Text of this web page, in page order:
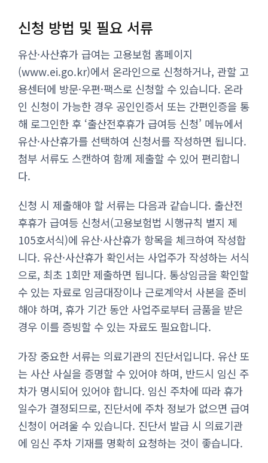
신청 방법 및 필요 서류
유산·사산휴가 급여는 고용보험 홈페이지
(www.ei.go.kr)에서 온라인으로 신청하거나, 관할 고
용센터에 방문·우편·팩스로 신청할 수 있습니다. 온라
인 신청이 가능한 경우 공인인증서 또는 간편인증을 통
해 로그인한 후 ‘출산전후휴가 급여등 신청’ 메뉴에서
유산·사산휴가를 선택하여 신청서를 작성하면 됩니다.
첨부 서류도 스캔하여 함께 제출할 수 있어 편리합니
다.
신청 시 제출해야 할 서류는 다음과 같습니다. 출산전
후휴가 급여등 신청서(고용보험법 시행규칙 별지 제
105호서식)에 유산·사산휴가 항목을 체크하여 작성합
니다. 유산·사산휴가 확인서는 사업주가 작성하는 서식
으로, 최초 1회만 제출하면 됩니다. 통상임금을 확인할
수 있는 자료로 임금대장이나 근로계약서 사본을 준비
해야 하며, 휴가 기간 동안 사업주로부터 금품을 받은
경우 이를 증빙할 수 있는 자료도 필요합니다.
가장 중요한 서류는 의료기관의 진단서입니다. 유산 또
는 사산 사실을 증명할 수 있어야 하며, 반드시 임신 주
차가 명시되어 있어야 합니다. 임신 주차에 따라 휴가
일수가 결정되므로, 진단서에 주차 정보가 없으면 급여
신청이 어려울 수 있습니다. 진단서 발급 시 의료기관
에 임신 주차 기재를 명확히 요청하는 것이 좋습니다.